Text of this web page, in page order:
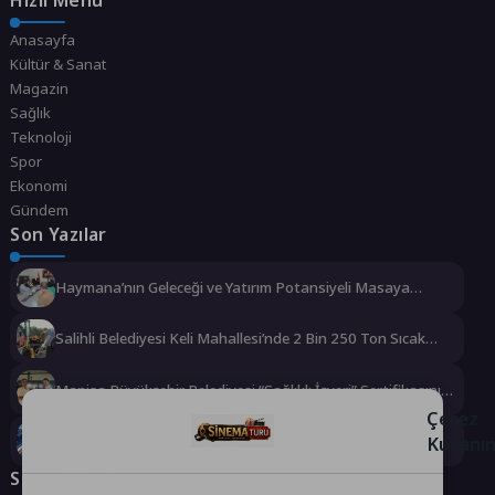
Anasayfa
Kültür & Sanat
Magazin
Sağlık
Teknoloji
Spor
Ekonomi
Gündem
Son Yazılar
Haymana’nın Geleceği ve Yatırım Potansiyeli Masaya
Salihli Belediyesi Keli Mahallesi’nde 2 Bin 250 Ton Sıcak
Manisa Büyükşehir Belediyesi “Sağlıklı İşyeri” Sertifikasını
Büyükşehir’den Darıca’ya modern ulaşım yatırımı
Sosyal Medya
Çerez